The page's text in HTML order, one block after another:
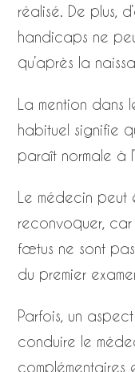
réalisé. De plus,
handicaps ne
qu’après la
La mention
habituel signifie
paraît normale à
Le médecin
reconvoquer, car
fœtus ne sont
du premier
Parfois, un
conduire le
complémentaires